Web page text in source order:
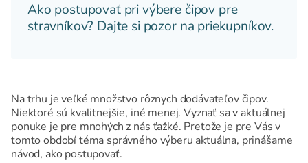
Ako postupovať pri výbere čipov pre
stravníkov? Dajte si pozor na priekupníkov.
Na trhu je veľké množstvo rôznych dodávateľov čipov.
Niektoré sú kvalitnejšie, iné menej. Vyznať sa v aktuálnej
ponuke je pre mnohých z nás ťažké. Pretože je pre Vás v
tomto období téma správného výberu aktuálna, prinášame
návod, ako postupovať.